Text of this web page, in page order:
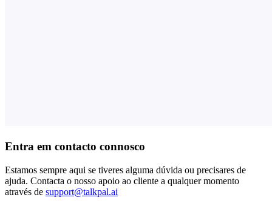
Entra em contacto connosco
Estamos sempre aqui se tiveres alguma dúvida ou precisares de
ajuda. Contacta o nosso apoio ao cliente a qualquer momento
através de support@talkpal.ai